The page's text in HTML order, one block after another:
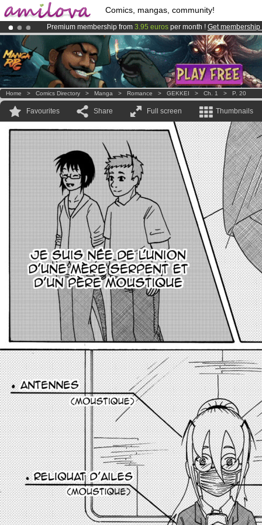
Comics, mangas, community!
Premium membership from 3.95 euros per month ! Get membership
AmilovaKickstarter is now LIVE!.
Already 100000 membersand 1000 comics & mangas!.
Home > Comics Directory > Manga > Romance > GEKKEI > Ch. 1 > P. 20
Favourites Share Full screen Thumbnails